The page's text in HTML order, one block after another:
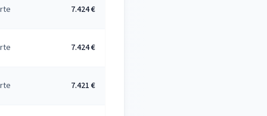
7.424 €
7.424 €
7.421 €